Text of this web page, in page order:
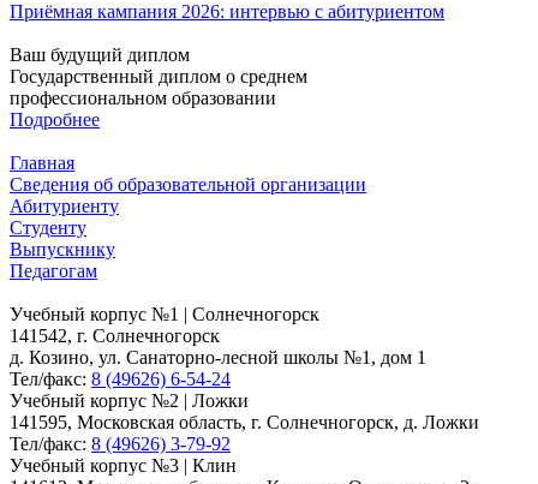
Приёмная кампания 2026: интервью с абитуриентом
Ваш будущий диплом
Государственный диплом о среднем
профессиональном образовании
Подробнее
Главная
Сведения об образовательной организации
Абитуриенту
Студенту
Выпускнику
Педагогам
Учебный корпус №1 | Солнечногорск
141542, г. Солнечногорск
д. Козино, ул. Санаторно-лесной школы №1, дом 1
Тел/факс: 8 (49626) 6-54-24
Учебный корпус №2 | Ложки
141595, Московская область, г. Солнечногорск, д. Ложки
Тел/факс: 8 (49626) 3-79-92
Учебный корпус №3 | Клин